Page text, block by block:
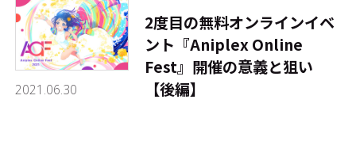
2021.06.30
2度目の無料オンラインイベ
ント『Aniplex Online
Fest』――開催の意義と狙い
【後編】